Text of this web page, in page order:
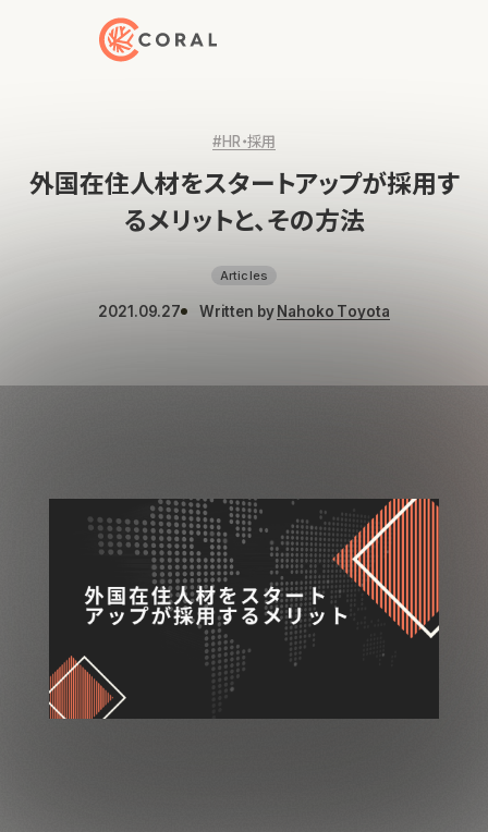
トップページへ戻る
#HR・採用
外国在住人材をスタートアップが採用す
るメリットと、その方法
Articles
2021.09.27 Written by Nahoko Toyota